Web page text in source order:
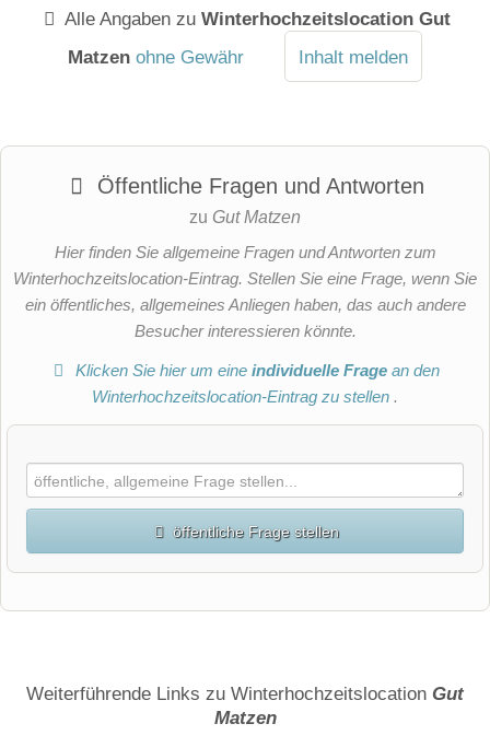
Alle Angaben zu Winterhochzeitslocation Gut
Matzen ohne Gewähr Inhalt melden
Öffentliche Fragen und Antworten
zu Gut Matzen
Hier finden Sie allgemeine Fragen und Antworten zum
Winterhochzeitslocation-Eintrag. Stellen Sie eine Frage, wenn Sie
ein öffentliches, allgemeines Anliegen haben, das auch andere
Besucher interessieren könnte.
Klicken Sie hier um eineindividuelle Frage an den
Winterhochzeitslocation-Eintrag zu stellen .
öffentliche Frage stellen
Weiterführende Links zu Winterhochzeitslocation Gut
Matzen